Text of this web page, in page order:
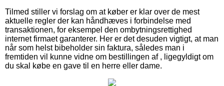
Tilmed stiller vi forslag om at køber er klar over de mest
aktuelle regler der kan håndhæves i forbindelse med
transaktionen, for eksempel den ombytningsrettighed
internet firmaet garanterer. Her er det desuden vigtigt, at man
når som helst bibeholder sin faktura, således man i
fremtiden vil kunne vidne om bestillingen af , ligegyldigt om
du skal købe en gave til en herre eller dame.